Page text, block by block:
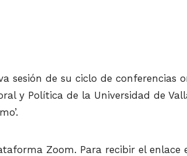
sesión de su ciclo de conferencias
y Política de la Universidad de
Zoom. Para recibir el enlace